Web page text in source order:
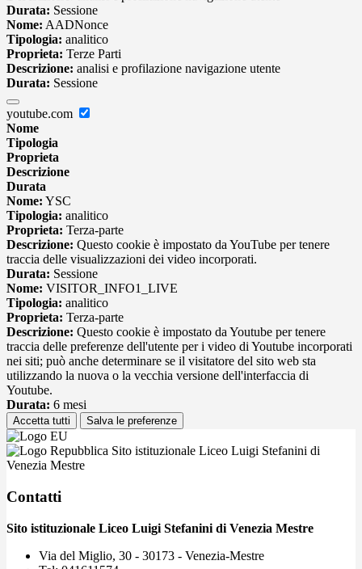
Durata: Sessione
Nome: AADNonce
Tipologia: analitico
Proprieta: Terze Parti
Descrizione: analisi e profilazione navigazione utente
Durata: Sessione
youtube.com
Nome
Tipologia
Proprieta
Descrizione
Durata
Nome: YSC
Tipologia: analitico
Proprieta: Terza-parte
Descrizione: Questo cookie è impostato da YouTube per tenere
traccia delle visualizzazioni dei video incorporati.
Durata: Sessione
Nome: VISITOR_INFO1_LIVE
Tipologia: analitico
Proprieta: Terza-parte
Descrizione: Questo cookie è impostato da Youtube per tenere
traccia delle preferenze dell'utente per i video di Youtube incorporati
nei siti; può anche determinare se il visitatore del sito web sta
utilizzando la nuova o la vecchia versione dell'interfaccia di
Youtube.
Durata: 6 mesi
Accetta tutti Salva le preferenze
Sito istituzionale Liceo Luigi Stefanini di
Venezia Mestre
Contatti
Sito istituzionale Liceo Luigi Stefanini di Venezia Mestre
Via del Miglio, 30 - 30173 - Venezia-Mestre